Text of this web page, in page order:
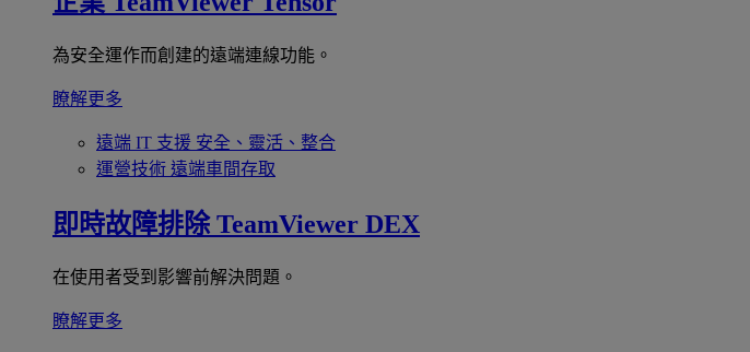
為安全運作而創建的遠端連線功能。
瞭解更多
遠端 IT 支援 安全、靈活、整合
運營技術 遠端車間存取
即時故障排除 TeamViewer DEX
在使用者受到影響前解決問題。
瞭解更多